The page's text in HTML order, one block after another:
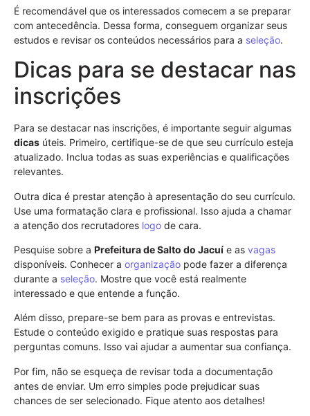
É recomendável que os interessados comecem a se preparar
com antecedência. Dessa forma, conseguem organizar seus
estudos e revisar os conteúdos necessários para a seleção.
Dicas para se destacar nas
inscrições
Para se destacar nas inscrições, é importante seguir algumas
dicas úteis. Primeiro, certifique-se de que seu currículo esteja
atualizado. Inclua todas as suas experiências e qualificações
relevantes.
Outra dica é prestar atenção à apresentação do seu currículo.
Use uma formatação clara e profissional. Isso ajuda a chamar
a atenção dos recrutadores logo de cara.
Pesquise sobre a Prefeitura de Salto do Jacuí e as vagas
disponíveis. Conhecer a organização pode fazer a diferença
durante a seleção. Mostre que você está realmente
interessado e que entende a função.
Além disso, prepare-se bem para as provas e entrevistas.
Estude o conteúdo exigido e pratique suas respostas para
perguntas comuns. Isso vai ajudar a aumentar sua confiança.
Por fim, não se esqueça de revisar toda a documentação
antes de enviar. Um erro simples pode prejudicar suas
chances de ser selecionado. Fique atento aos detalhes!